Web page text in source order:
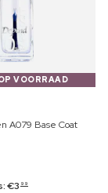
VOORRAAD
A079 Base Coat
€3 99